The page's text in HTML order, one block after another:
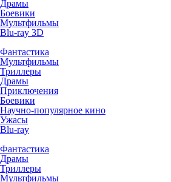
Драмы
Боевики
Мультфильмы
Blu-ray 3D
Фантастика
Мультфильмы
Триллеры
Драмы
Приключения
Боевики
Научно-популярное кино
Ужасы
Blu-ray
Фантастика
Драмы
Триллеры
Мультфильмы